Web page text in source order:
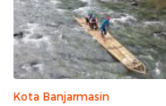
Kota Banjarmasin